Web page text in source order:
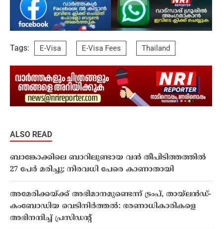
Tags: E-Visa E-Visa Fees Thailand
ALSO READ
ബാങ്കോക്കിലെ ബാറിലുണ്ടായ വൻ തീപിടിത്തത്തിൽ
27 പേർ മരിച്ചു; നിരവധി പേരെ കാണാതായി
അമേരിക്കയ്ക്ക് അഭിമാനമുണ്ടെന്ന് ട്രംപ്, തായ്‌ലൻഡ്-
കംബോഡിയ വെടിനിർത്തൽ: ഭരണാധികാരികളെ
അഭിനന്ദിച്ച് പ്രസിഡൻ്റ്